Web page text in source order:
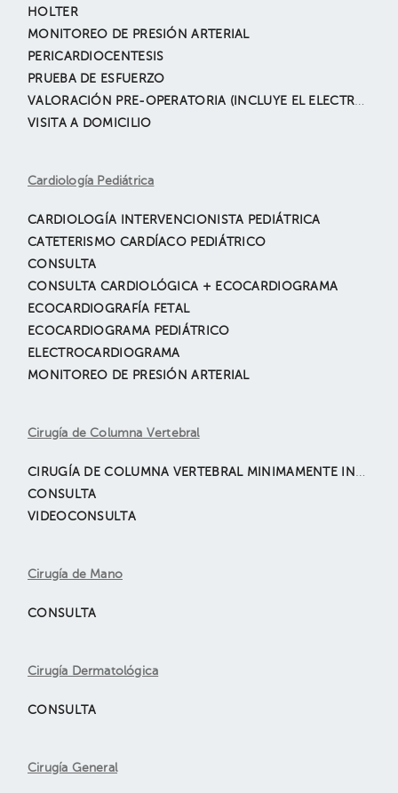
HOLTER
MONITOREO DE PRESIÓN ARTERIAL
PERICARDIOCENTESIS
PRUEBA DE ESFUERZO
VALORACIÓN PRE-OPERATORIA (INCLUYE EL ELECTROCARDIOGRAMA)
VISITA A DOMICILIO
Cardiología Pediátrica
CARDIOLOGÍA INTERVENCIONISTA PEDIÁTRICA
CATETERISMO CARDÍACO PEDIÁTRICO
CONSULTA
CONSULTA CARDIOLÓGICA + ECOCARDIOGRAMA
ECOCARDIOGRAFÍA FETAL
ECOCARDIOGRAMA PEDIÁTRICO
ELECTROCARDIOGRAMA
MONITOREO DE PRESIÓN ARTERIAL
Cirugía de Columna Vertebral
CIRUGÍA DE COLUMNA VERTEBRAL MINIMAMENTE INVASIVA
CONSULTA
VIDEOCONSULTA
Cirugía de Mano
CONSULTA
Cirugía Dermatológica
CONSULTA
Cirugía General